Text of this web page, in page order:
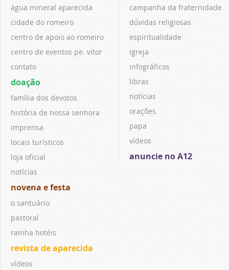
água mineral aparecida
cidade do romeiro
centro de apoio ao romeiro
centro de eventos pe. vitor
contato
doação
família dos devotos
história de nossa senhora
imprensa
locais turísticos
loja oficial
notícias
novena e festa
o santuário
pastoral
rainha hotéis
revista de aparecida
vídeos
campanha da fraternidade
dúvidas religiosas
espiritualidade
igreja
infográficos
libras
notícias
orações
papa
vídeos
anuncie no A12